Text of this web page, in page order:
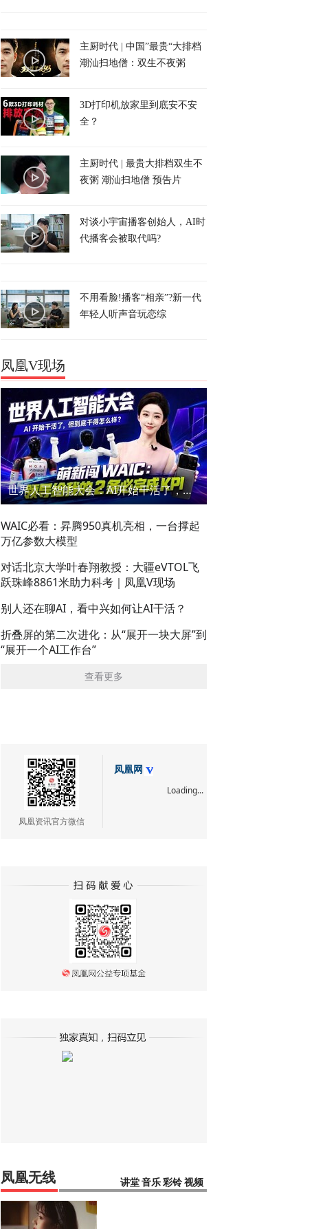
主厨时代 | 中国”最贵“大排档
潮汕扫地僧：双生不夜粥
3D打印机放家里到底安不安
全？
主厨时代 | 最贵大排档双生不
夜粥 潮汕扫地僧 预告片
对谈小宇宙播客创始人，AI时
代播客会被取代吗?
不用看脸!播客“相亲”?新一代
年轻人听声音玩恋综
凤凰V现场
世界人工智能大会：AI开始干活了，但到底干的怎么样？萌新闯WAIC
WAIC必看：昇腾950真机亮相，一台撑起
万亿参数大模型
对话北京大学叶春翔教授：大疆eVTOL飞
跃珠峰8861米助力科考｜凤凰V现场
别人还在聊AI，看中兴如何让AI干活？
折叠屏的第二次进化：从“展开一块大屏”到
“展开一个AI工作台”
查看更多
凤凰资讯官方微信
凤凰网
Loading...
讲堂 音乐 彩铃 视频
凤凰无线